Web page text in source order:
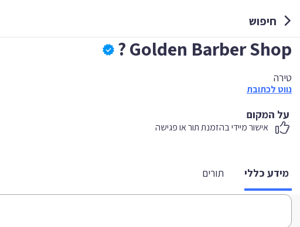
חיפוש
Golden Barber Shop ?
טירה
נווט לכתובת
על המקום
אישור מיידי בהזמנת תור או פגישה
מידע כללי תורים